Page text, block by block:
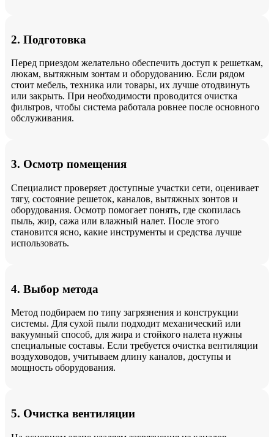
2. Подготовка
Перед приездом желательно обеспечить доступ к решеткам,
люкам, вытяжным зонтам и оборудованию. Если рядом
стоит мебель, техника или товары, их лучше отодвинуть
или закрыть. При необходимости проводится очистка
фильтров, чтобы система работала ровнее после основного
обслуживания.
3. Осмотр помещения
Специалист проверяет доступные участки сети, оценивает
тягу, состояние решеток, каналов, вытяжных зонтов и
оборудования. Осмотр помогает понять, где скопилась
пыль, жир, сажа или влажный налет. После этого
становится ясно, какие инструменты и средства лучше
использовать.
4. Выбор метода
Метод подбираем по типу загрязнения и конструкции
системы. Для сухой пыли подходит механический или
вакуумный способ, для жира и стойкого налета нужны
специальные составы. Если требуется очистка вентиляции
воздуховодов, учитываем длину каналов, доступы и
мощность оборудования.
5. Очистка вентиляции